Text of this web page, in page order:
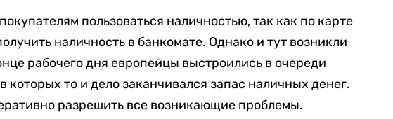
пользоваться наличностью, так как по карте
наличность в банкомате. Однако и тут возникли
рабочего дня европейцы выстроились в очереди
которых то и дело заканчивался запас наличных денег.
разрешить все возникающие проблемы.